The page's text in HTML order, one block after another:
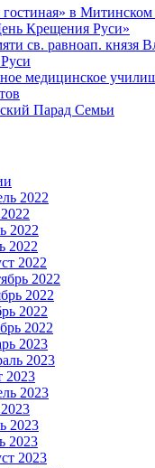
в Митинском
Крещения Руси»
св. равноап. князя
медицинское
Парад Семьи
2022
2022
2022
2022
2022
2022
2022
2022
2023
2023
2023
2023
2023
2023
2023